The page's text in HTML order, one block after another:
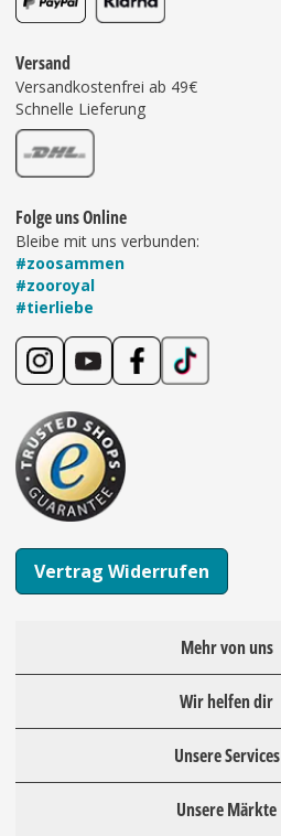
Versand
Versandkostenfrei ab 49€
Schnelle Lieferung
Folge uns Online
Bleibe mit uns verbunden:
#zoosammen
#zooroyal
#tierliebe
Vertrag Widerrufen
Mehr von uns
Wir helfen dir
Unsere Services
Unsere Märkte